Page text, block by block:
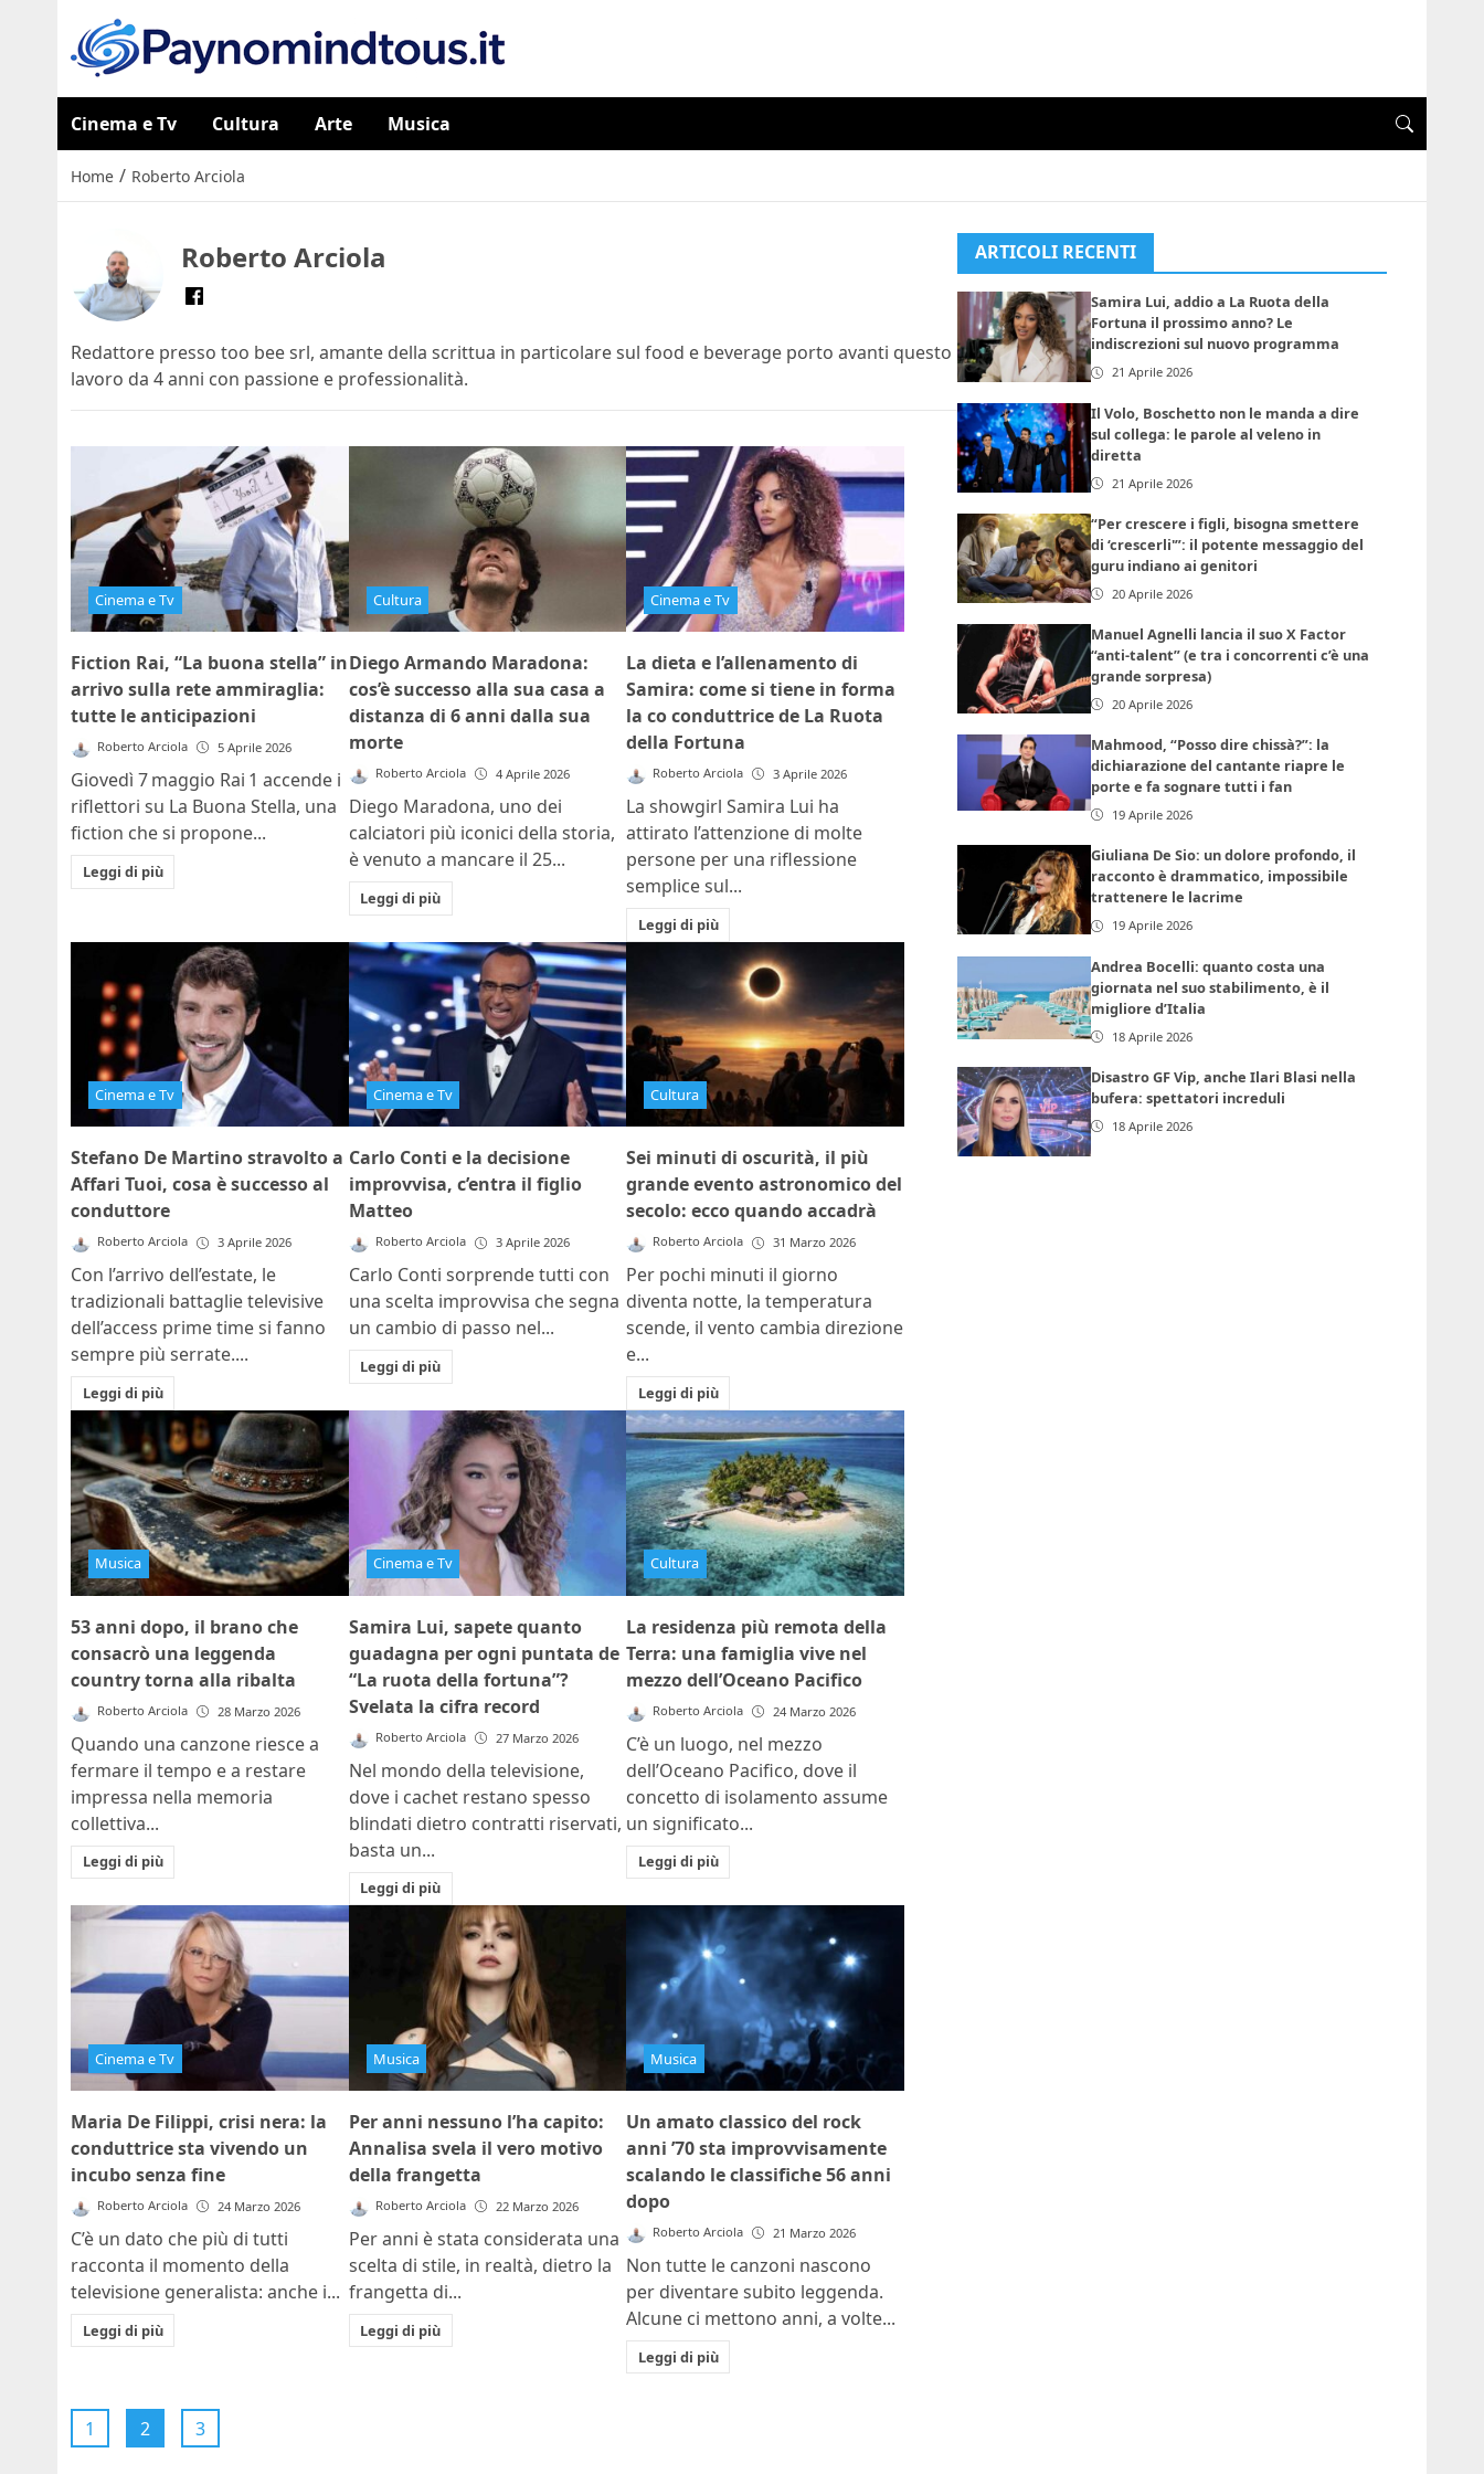
Cinema e Tv Cultura Arte Musica
Home / Roberto Arciola
Roberto Arciola
Redattore presso too bee srl, amante della scrittua in particolare sul food e beverage porto avanti questo
lavoro da 4 anni con passione e professionalità.
Cinema e Tv
Fiction Rai, “La buona stella” in
arrivo sulla rete ammiraglia:
tutte le anticipazioni
Roberto Arciola 5 Aprile 2026
Giovedì 7 maggio Rai 1 accende i
riflettori su La Buona Stella, una
fiction che si propone...
Leggi di più
Cultura
Diego Armando Maradona:
cos’è successo alla sua casa a
distanza di 6 anni dalla sua
morte
Roberto Arciola 4 Aprile 2026
Diego Maradona, uno dei
calciatori più iconici della storia,
è venuto a mancare il 25...
Leggi di più
Cinema e Tv
La dieta e l’allenamento di
Samira: come si tiene in forma
la co conduttrice de La Ruota
della Fortuna
Roberto Arciola 3 Aprile 2026
La showgirl Samira Lui ha
attirato l’attenzione di molte
persone per una riflessione
semplice sul...
Leggi di più
Cinema e Tv
Stefano De Martino stravolto a
Affari Tuoi, cosa è successo al
conduttore
Roberto Arciola 3 Aprile 2026
Con l’arrivo dell’estate, le
tradizionali battaglie televisive
dell’access prime time si fanno
sempre più serrate....
Leggi di più
Cinema e Tv
Carlo Conti e la decisione
improvvisa, c’entra il figlio
Matteo
Roberto Arciola 3 Aprile 2026
Carlo Conti sorprende tutti con
una scelta improvvisa che segna
un cambio di passo nel...
Leggi di più
Cultura
Sei minuti di oscurità, il più
grande evento astronomico del
secolo: ecco quando accadrà
Roberto Arciola 31 Marzo 2026
Per pochi minuti il giorno
diventa notte, la temperatura
scende, il vento cambia direzione
e...
Leggi di più
Musica
53 anni dopo, il brano che
consacrò una leggenda
country torna alla ribalta
Roberto Arciola 28 Marzo 2026
Quando una canzone riesce a
fermare il tempo e a restare
impressa nella memoria
collettiva...
Leggi di più
Cinema e Tv
Samira Lui, sapete quanto
guadagna per ogni puntata de
“La ruota della fortuna”?
Svelata la cifra record
Roberto Arciola 27 Marzo 2026
Nel mondo della televisione,
dove i cachet restano spesso
blindati dietro contratti riservati,
basta un...
Leggi di più
Cultura
La residenza più remota della
Terra: una famiglia vive nel
mezzo dell’Oceano Pacifico
Roberto Arciola 24 Marzo 2026
C’è un luogo, nel mezzo
dell’Oceano Pacifico, dove il
concetto di isolamento assume
un significato...
Leggi di più
Cinema e Tv
Maria De Filippi, crisi nera: la
conduttrice sta vivendo un
incubo senza fine
Roberto Arciola 24 Marzo 2026
C’è un dato che più di tutti
racconta il momento della
televisione generalista: anche i...
Leggi di più
Musica
Per anni nessuno l’ha capito:
Annalisa svela il vero motivo
della frangetta
Roberto Arciola 22 Marzo 2026
Per anni è stata considerata una
scelta di stile, in realtà, dietro la
frangetta di...
Leggi di più
Musica
Un amato classico del rock
anni ’70 sta improvvisamente
scalando le classifiche 56 anni
dopo
Roberto Arciola 21 Marzo 2026
Non tutte le canzoni nascono
per diventare subito leggenda.
Alcune ci mettono anni, a volte...
Leggi di più
1 2 3
ARTICOLI RECENTI
Samira Lui, addio a La Ruota della
Fortuna il prossimo anno? Le
indiscrezioni sul nuovo programma
21 Aprile 2026
Il Volo, Boschetto non le manda a dire
sul collega: le parole al veleno in
diretta
21 Aprile 2026
“Per crescere i figli, bisogna smettere
di ‘crescerli'”: il potente messaggio del
guru indiano ai genitori
20 Aprile 2026
Manuel Agnelli lancia il suo X Factor
“anti-talent” (e tra i concorrenti c’è una
grande sorpresa)
20 Aprile 2026
Mahmood, “Posso dire chissà?”: la
dichiarazione del cantante riapre le
porte e fa sognare tutti i fan
19 Aprile 2026
Giuliana De Sio: un dolore profondo, il
racconto è drammatico, impossibile
trattenere le lacrime
19 Aprile 2026
Andrea Bocelli: quanto costa una
giornata nel suo stabilimento, è il
migliore d’Italia
18 Aprile 2026
Disastro GF Vip, anche Ilari Blasi nella
bufera: spettatori increduli
18 Aprile 2026